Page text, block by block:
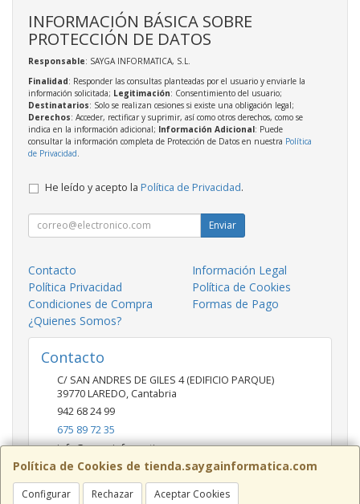
Política de Cookies de tienda.saygainformatica.com
Configurar Rechazar Aceptar Cookies
INFORMACIÓN BÁSICA SOBRE
PROTECCIÓN DE DATOS
Responsable: SAYGA INFORMATICA, S.L.
Finalidad: Responder las consultas planteadas por el usuario y enviarle la
información solicitada; Legitimación: Consentimiento del usuario;
Destinatarios: Solo se realizan cesiones si existe una obligación legal;
Derechos: Acceder, rectificar y suprimir, así como otros derechos, como se
indica en la información adicional; Información Adicional: Puede
consultar la información completa de Protección de Datos en nuestra Política
de Privacidad
He leído y acepto la Política de Privacidad.
Enviar
Contacto
Información Legal
Política Privacidad
Política de Cookies
Condiciones de Compra
Formas de Pago
¿Quienes Somos?
Contacto
C/ SAN ANDRES DE GILES 4 (EDIFICIO PARQUE)
39770LAREDO, Cantabria
942 68 24 99
675 89 72 35
info@saygainformatica.com